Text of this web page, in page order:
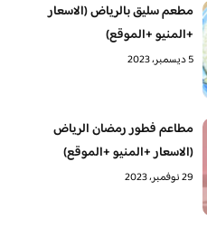
مطعم سليق بالرياض (الاسعار
+المنيو +الموقع)
5 ديسمبر، 2023
مطاعم فطور رمضان الرياض
(الاسعار +المنيو +الموقع)
29 نوفمبر، 2023